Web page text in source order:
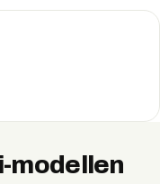
-modellen